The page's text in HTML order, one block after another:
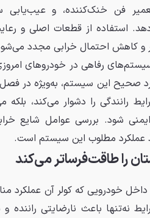
فن خنک‌کننده، و عیب‌یابی
استفاده از قطعات اصلی و
و کاهش احتمال خرابی مجدد
رفاهی در خودروهای
صحیح این سیستم، به‌ویژه در فصل
رانندگی را دشوار می‌کند،
شود. بررسی عوامل شایع
عملکرد مطلوب این سیستم است.
را طاقت‌فرساتر می‌کند
خودرویی که کولر آن عملکرد
نه‌تنها باعث نارضایتی راننده و